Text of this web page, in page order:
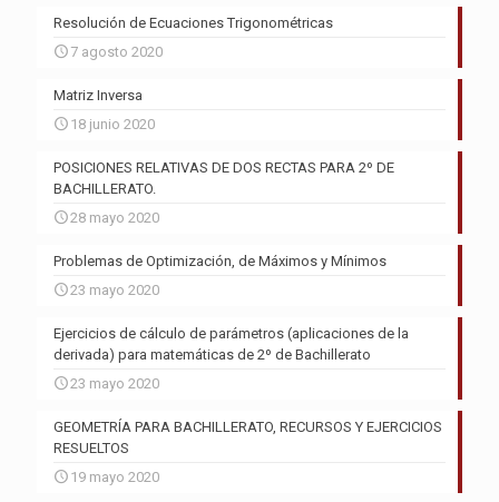
Resolución de Ecuaciones Trigonométricas
7 agosto 2020
Matriz Inversa
18 junio 2020
POSICIONES RELATIVAS DE DOS RECTAS PARA 2º DE
BACHILLERATO.
28 mayo 2020
Problemas de Optimización, de Máximos y Mínimos
23 mayo 2020
Ejercicios de cálculo de parámetros (aplicaciones de la
derivada) para matemáticas de 2º de Bachillerato
23 mayo 2020
GEOMETRÍA PARA BACHILLERATO, RECURSOS Y EJERCICIOS
RESUELTOS
19 mayo 2020